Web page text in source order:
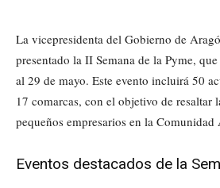
La vicepresidenta del Gobierno de
presentado la II Semana de la Pyme,
al 29 de mayo. Este evento incluirá 50
17 comarcas, con el objetivo de resaltar
pequeños empresarios en la Comunidad
Eventos destacados de la